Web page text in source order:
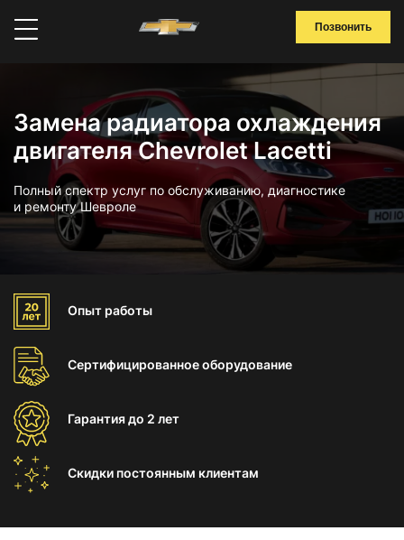
Позвонить
Замена радиатора охлаждения
двигателя Chevrolet Lacetti
Полный спектр услуг по обслуживанию, диагностике
и ремонту Шевроле
Опыт работы
Сертифицированноеоборудование
Гарантиядо 2 лет
Скидки постоянным клиентам